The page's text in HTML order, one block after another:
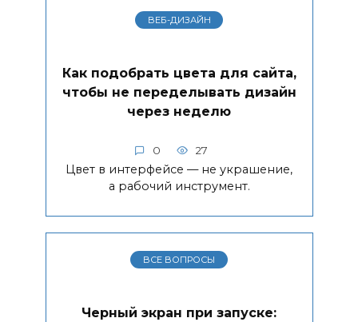
ВЕБ-ДИЗАЙН
Как подобрать цвета для сайта,
чтобы не переделывать дизайн
через неделю
0 27
Цвет в интерфейсе — не украшение,
а рабочий инструмент.
ВСЕ ВОПРОСЫ
Черный экран при запуске: